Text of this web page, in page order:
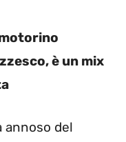
è un mix
annoso del